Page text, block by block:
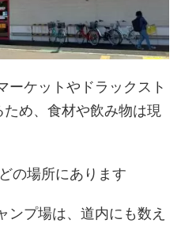
ーケットやドラックスト
め、食材や飲み物は現
の場所にあります
ンプ場は、道内にも数え